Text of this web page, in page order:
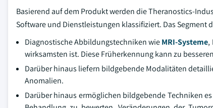
Basierend auf dem Produkt werden die Theranostics-
Software und Dienstleistungen klassifiziert. Das Segment
Diagnostische Abbildungstechniken wieMRI-Systeme,
wirksamsten ist. Diese Früherkennung kann zu
Darüber hinaus liefern bildgebende Modalitäten
Anomalien.
Darüber hinaus ermöglichen bildgebende Techniken